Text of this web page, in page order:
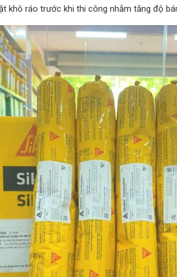
khô ráo trước khi thi công nhằm tăng độ